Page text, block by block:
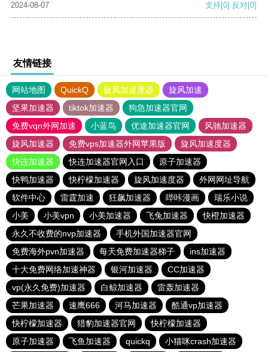
2024-08-07 支持[0] 反对[0]
友情链接
网站地图 QuickQ 旋风加速度器
旋风加速
坚果加速器
tiktok加速器
狗急加速器官网
免费vqn外网加速
小蓝鸟 优途加速器官网
风驰加速器
旋风加速器
免费vps加速器外网苹果版
旋风加速度器
快连加速器
快连加速器官网入口
原子加速器
快鸭加速器
快柠檬加速器 旋风加速度器
外网网址导航
软件中心
雷霆加速 狂飙加速器 哔咔漫画
瑞乐小说
小美
小美vpn 小美加速器 飞兔加速器
快橙加速器
永久不收费的nvp加速器
手机外国加速器官网
免费海外pvn加速器
每天免费加速器梯子
ins加速器
十大免费网络加速神器
银河加速器
CC加速器
vp(永久免费)加速器
白鲸加速器
雷轰加速器
芒果加速器
速鹰666 河马加速器
酷通vp加速器
快柠檬加速器
猎豹加速器官网
快柠檬加速器
原子加速器
飞鱼加速器 quickq 小猫咪crash加速器